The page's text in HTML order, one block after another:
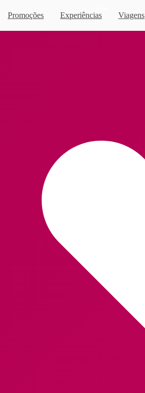
Promoções Experiências Viagens